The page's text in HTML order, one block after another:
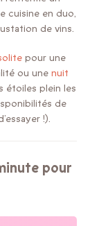
cuisine en duo,
de vins.
pour une
ou une nuit
étoiles plein les
de
!).
pour